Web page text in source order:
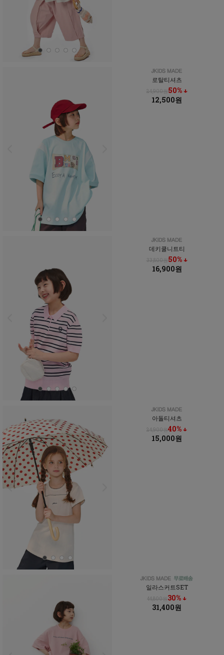
로탈티셔츠
24,900원50% ↓
12,500원
데키쿨니트티
33,800원 50% ↓
16,900원
아돌티셔츠
24,900원40% ↓
15,000원
일라스커트SET
44,800원30% ↓
31,400원